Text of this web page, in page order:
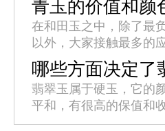
青玉的价值和颜
在和田玉之中，除了最
以外，大家接触最多的
玉了。青玉的物质成分
其颜色成因也与白玉一
因为含有的微量元素铁
现...
哪些方面决定了
值？
翡翠玉属于硬玉，它的
平和，有很高的保值和
而称为“玉中之王”。翡